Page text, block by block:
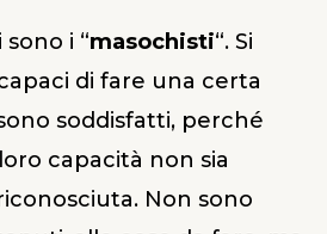
i “masochisti“. Si
di fare una certa
soddisfatti, perché
capacità non sia
Non sono